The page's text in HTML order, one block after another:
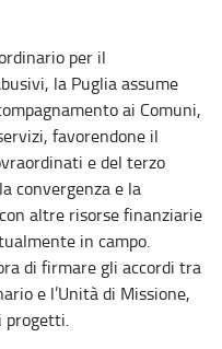
per il
la Puglia assume
ai Comuni,
favorendone il
e del terzo
convergenza e la
altre risorse finanziarie
in campo.
di firmare gli accordi tra
e l’Unità di Missione,
progetti.